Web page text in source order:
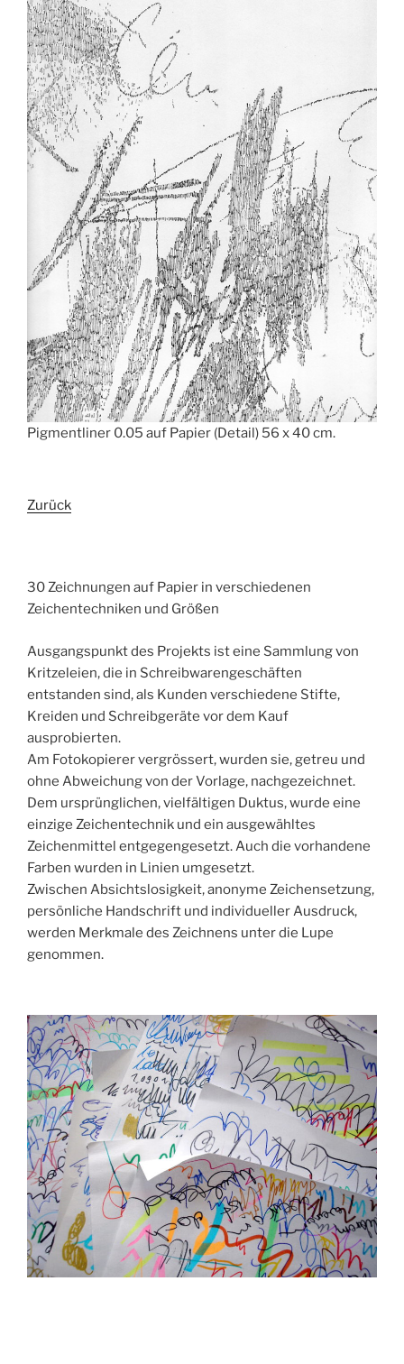
Pigmentliner 0.05 auf Papier (Detail) 56 x 40 cm.
Zurück
30 Zeichnungen auf Papier in verschiedenen
Zeichentechniken und Größen
Ausgangspunkt des Projekts ist eine Sammlung von
Kritzeleien, die in Schreibwarengeschäften
entstanden sind, als Kunden verschiedene Stifte,
Kreiden und Schreibgeräte vor dem Kauf
ausprobierten.
Am Fotokopierer vergrössert, wurden sie, getreu und
ohne Abweichung von der Vorlage, nachgezeichnet.
Dem ursprünglichen, vielfältigen Duktus, wurde eine
einzige Zeichentechnik und ein ausgewähltes
Zeichenmittel entgegengesetzt. Auch die vorhandene
Farben wurden in Linien umgesetzt.
Zwischen Absichtslosigkeit, anonyme Zeichensetzung,
persönliche Handschrift und individueller Ausdruck,
werden Merkmale des Zeichnens unter die Lupe
genommen.